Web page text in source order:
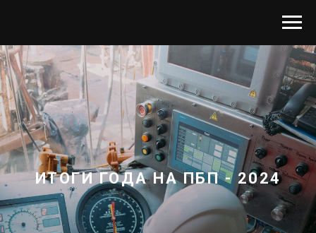
ИТОГИ ГОДА НА ПБП - 2024